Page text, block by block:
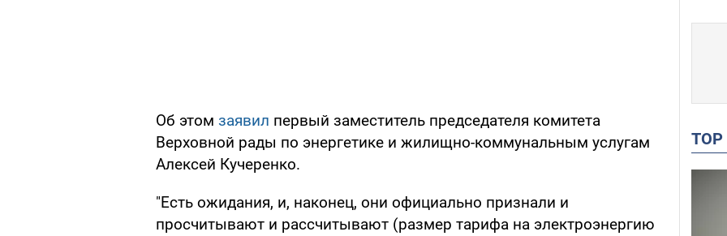
Об этом заявил первый заместитель председателя комитета
Верховной рады по энергетике и жилищно-коммунальным услугам
Алексей Кучеренко.
"Есть ожидания, и, наконец, они официально признали и
просчитывают и рассчитывают (размер тарифа на электроэнергию